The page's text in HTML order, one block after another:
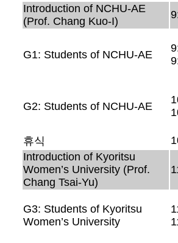
Introduction of NCHU-AE
(Prof. Chang Kuo-I)
G1: Students of NCHU-AE
G2: Students of NCHU-AE
휴식
Introduction of Kyoritsu
Women’s University (Prof.
Chang Tsai-Yu)
G3: Students of Kyoritsu
Women’s University